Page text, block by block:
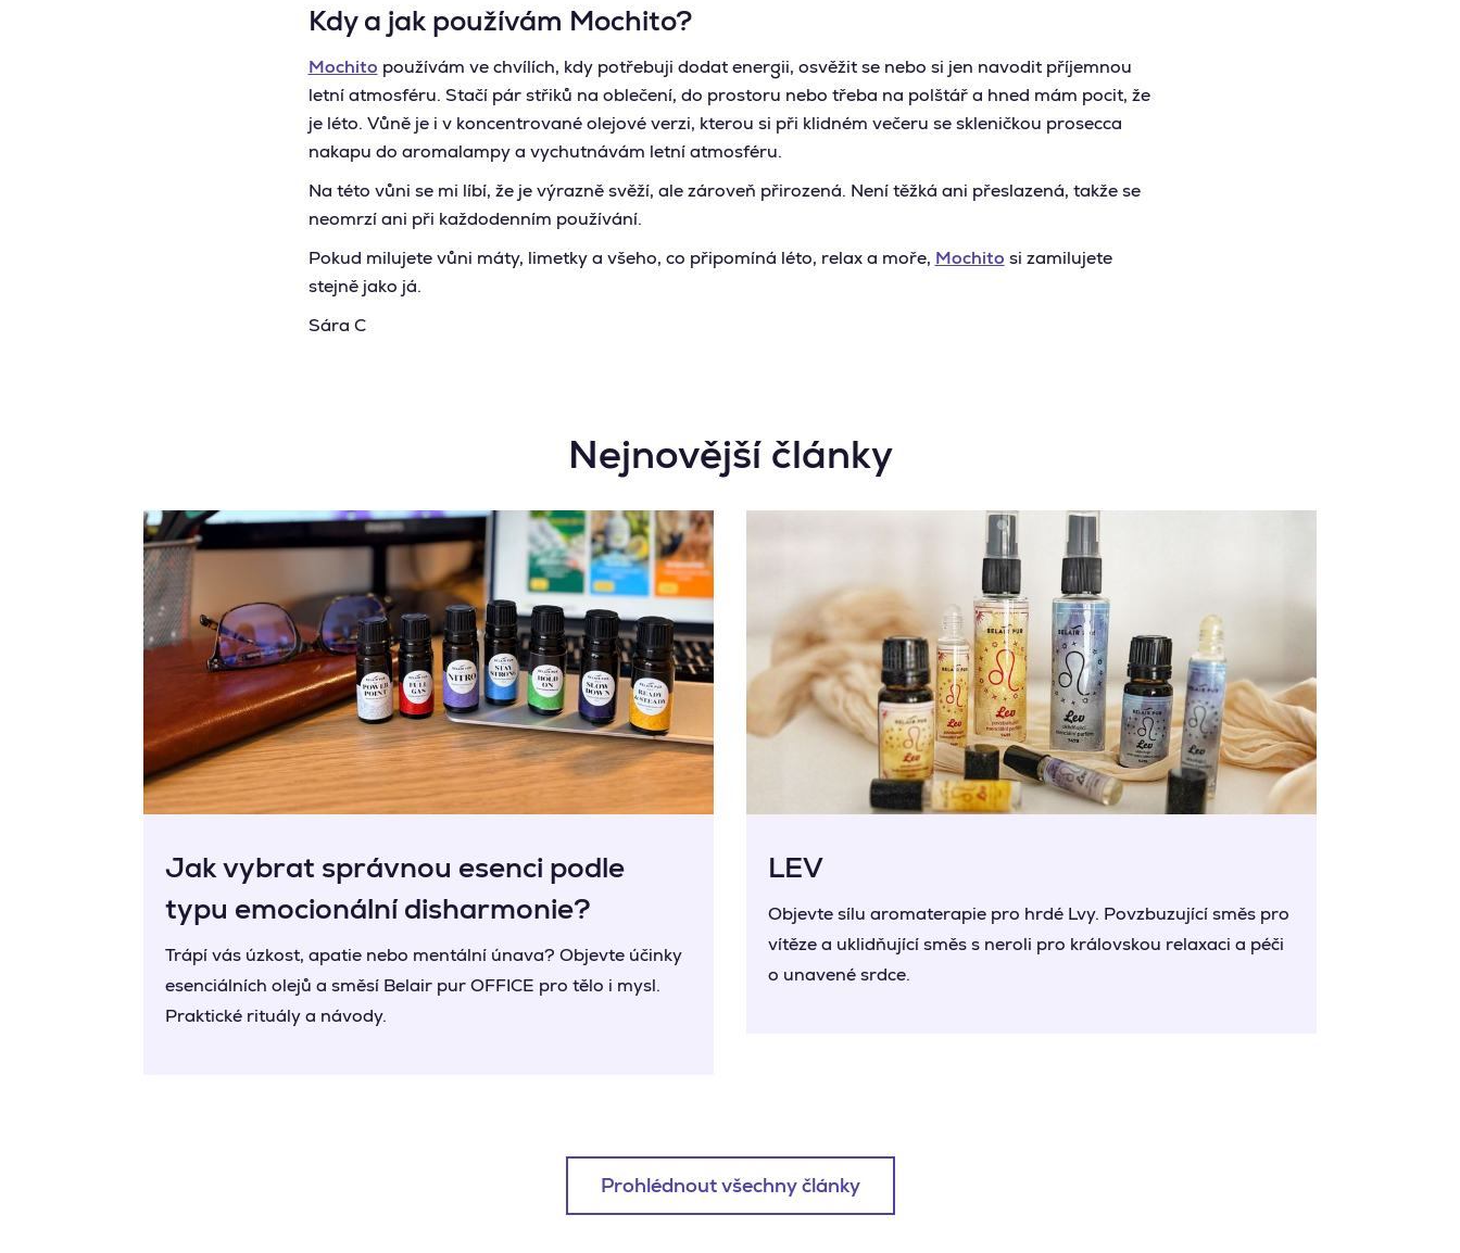
Kdy a jak používám Mochito?
Mochito používám ve chvílích, kdy potřebuji dodat energii, osvěžit se nebo si jen navodit příjemnou
letní atmosféru. Stačí pár střiků na oblečení, do prostoru nebo třeba na polštář a hned mám pocit, že
je léto. Vůně je i v koncentrované olejové verzi, kterou si při klidném večeru se skleničkou prosecca
nakapu do aromalampy a vychutnávám letní atmosféru.
Na této vůni se mi líbí, že je výrazně svěží, ale zároveň přirozená. Není těžká ani přeslazená, takže se
neomrzí ani při každodenním používání.
Pokud milujete vůni máty, limetky a všeho, co připomíná léto, relax a moře, Mochito si zamilujete
stejně jako já.
Sára C
Nejnovější články
Jak vybrat správnou esenci podle
typu emocionální disharmonie?
Trápí vás úzkost, apatie nebo mentální únava? Objevte účinky
esenciálních olejů a směsí Belair pur OFFICE pro tělo i mysl.
Praktické rituály a návody.
LEV
Objevte sílu aromaterapie pro hrdé Lvy. Povzbuzující směs pro
vítěze a uklidňující směs s neroli pro královskou relaxaci a péči
o unavené srdce.
Prohlédnout všechny články